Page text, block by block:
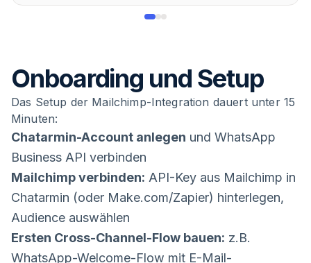
Onboarding und Setup
Das Setup der Mailchimp-Integration dauert unter 15
Minuten:
Chatarmin-Account anlegen und WhatsApp
Business API verbinden
Mailchimp verbinden: API-Key aus Mailchimp in
Chatarmin (oder Make.com/Zapier) hinterlegen,
Audience auswählen
Ersten Cross-Channel-Flow bauen: z.B.
WhatsApp-Welcome-Flow mit E-Mail-